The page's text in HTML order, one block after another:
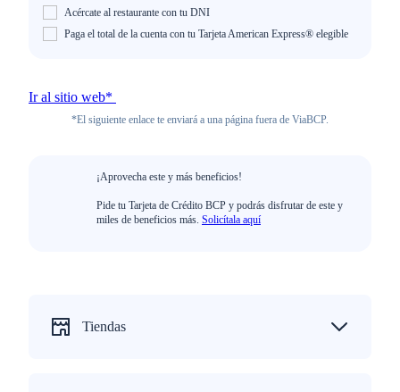
Acércate al restaurante con tu DNI
Paga el total de la cuenta con tu Tarjeta American Express® elegible
Ir al sitio web*
*El siguiente enlace te enviará a una página fuera de ViaBCP.
¡Aprovecha este y más beneficios!
Pide tu Tarjeta de Crédito BCP y podrás disfrutar de este y
miles de beneficios más. Solicítala aquí
Tiendas